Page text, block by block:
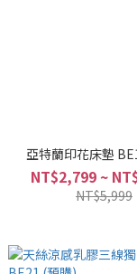
亞特蘭印花床墊
NT$2,799 ~
NT$5,999